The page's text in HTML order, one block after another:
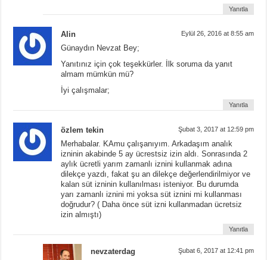
Yanıtla
Alin Eylül 26, 2016 at 8:55 am
Günaydın Nevzat Bey;
Yanıtınız için çok teşekkürler. İlk soruma da yanıt
almam mümkün mü?
İyi çalışmalar;
Yanıtla
özlem tekin Şubat 3, 2017 at 12:59 pm
Merhabalar. KAmu çalışanıyım. Arkadaşım analık
izninin akabinde 5 ay ücrestsiz izin aldı. Sonrasında 2
aylık ücretli yarım zamanlı iznini kullanmak adına
dilekçe yazdı, fakat şu an dilekçe değerlendirilmiyor ve
kalan süt izninin kullanılması isteniyor. Bu durumda
yarı zamanlı iznini mi yoksa süt iznini mi kullanması
doğrudur? ( Daha önce süt izni kullanmadan ücretsiz
izin almıştı)
Yanıtla
nevzaterdag Şubat 6, 2017 at 12:41 pm